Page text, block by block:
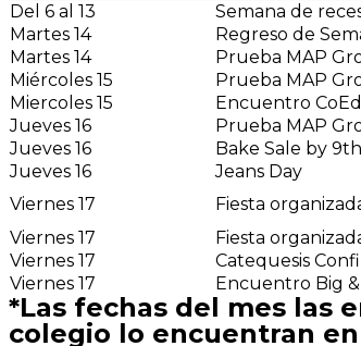
Del 6 al 13 Semana de
Martes 14
Regreso de
Martes 14
Prueba MAP
Miércoles 15
Prueba MAP
Miercoles 15
Encuentro
Jueves 16
Prueba MAP
Jueves 16
Bake Sale by 9th
Jueves 16
Jeans Day
Viernes 17
Fiesta
Viernes 17
Fiesta
Viernes 17
Catequesis
Viernes 17
Encuentro Big
*Las fechas del mes las
colegio lo encuentran